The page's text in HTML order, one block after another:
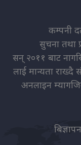
कम्पनी
सुचना तथा
सन् २०११ बाट
लाई मान्यता राख्दै
अनलाइन